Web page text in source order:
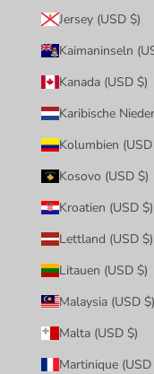
Jersey (USD $)
Kaimaninseln
Kanada (USD $)
Karibische
Kolumbien
Kosovo (USD $)
Kroatien (USD $)
Lettland (USD $)
Litauen (USD $)
Malaysia (USD $)
Malta (USD $)
Martinique (USD